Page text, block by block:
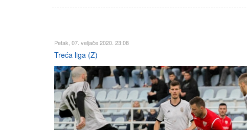
Petak, 07. veljače 2020. 23:08
Treća liga (Z)